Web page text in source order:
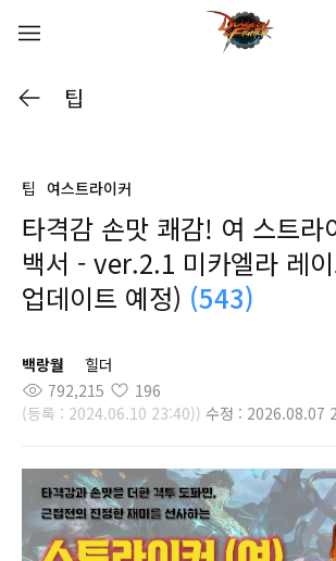
팁
팁 여스트라이커
타격감 손맛 쾌감! 여 스트라
백서 - ver.2.1 미카엘라 레
업데이트 예정) (543)
백랑월
힐더
792,215
196
(등록 : 2024.06.10 23:40)) 수정 : 2026.08.07